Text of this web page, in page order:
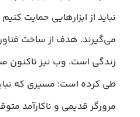
نباید از ابزارهایی حمایت
می‌گیرند. هدف از ساخت
زندگی است. وب نیز تاکنون
طی کرده است؛ مسیری که